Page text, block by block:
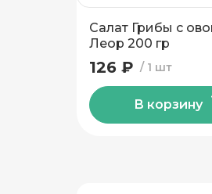
Салат Грибы с
Леор 200 гр
1 шт
126 ₽
В корзину